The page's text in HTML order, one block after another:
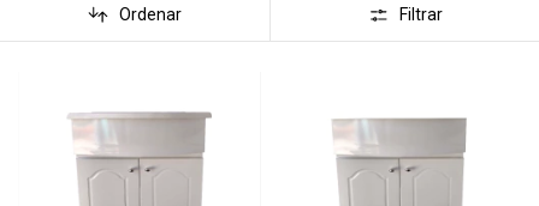
Ordenar Filtrar